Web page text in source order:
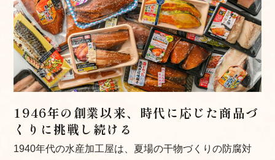
1946年の創業以来、時代に応じた商品づ
くりに挑戦し続ける
1940年代の水産加工屋は、夏場の干物づくりの防腐対